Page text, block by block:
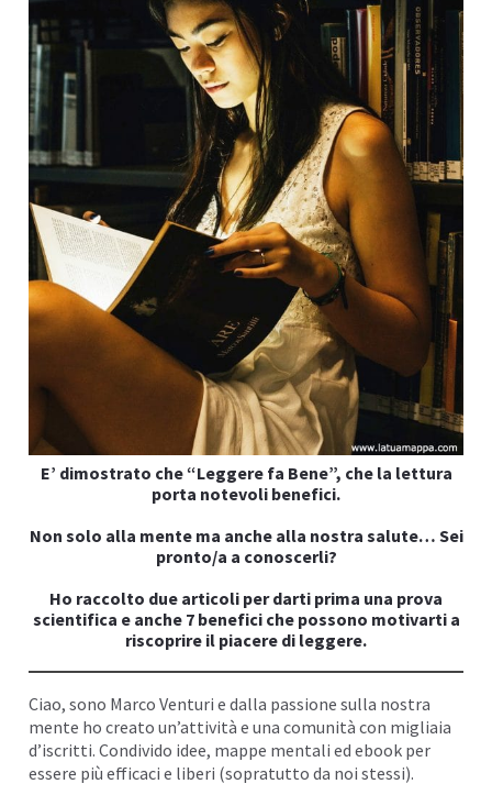
E’ dimostrato che “Leggere fa Bene”, che la lettura
porta notevoli benefici.
Non solo alla mente ma anche alla nostra salute… Sei
pronto/a a conoscerli?
Ho raccolto due articoli per darti prima una prova
scientifica e anche 7 benefici che possono motivarti a
riscoprire il piacere di leggere.
Ciao, sono Marco Venturi e dalla passione sulla nostra
mente ho creato un’attività e una comunità con migliaia
d’iscritti. Condivido idee, mappe mentali ed ebook per
essere più efficaci e liberi (sopratutto da noi stessi).